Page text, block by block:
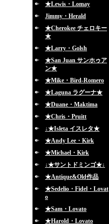
★Lewis・Lomay
Jimmy・Herald
★Cherokee チェロキー
★
★Larry・Golsh
★San Juan サンホゥア
ン★
★Mike・Bird-Romero
★Laguna ラグーナ★
★Duane・Maktima
★Chris・Pruitt
↓★Isleta イスレタ★
★Andy Lee・Kirk
★Michael・Kirk
↓★サントドミンゴ★↓
★Antique&Old作品
★Sedelio・Fidel・Lovat
o
★Sam・Lovato
★Harold・Lovato